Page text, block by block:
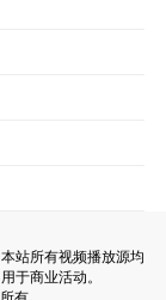
站所有视频播放源均
于商业活动。